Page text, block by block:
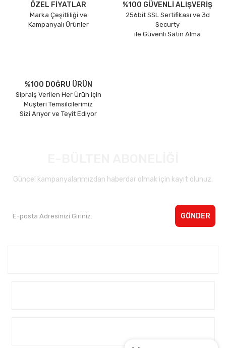
ÖZEL FİYATLAR
Marka Çeşitliliği ve
Kampanyalı Ürünler
%100 GÜVENLİ ALIŞVERİŞ
256bit SSL Sertifikası ve 3d
Securty
ile Güvenli Satın Alma
%100 DOĞRU ÜRÜN
Sipraiş Verilen Her Ürün için
Müşteri Temsilcilerimiz
Sizi Arıyor ve Teyit Ediyor
Güncel kampanyalarımızdan haberdar olmak için kayıt olunuz.
GÖNDER